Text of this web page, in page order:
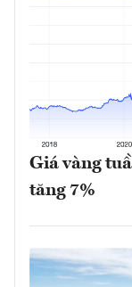
Giá vàng
tăng 7%